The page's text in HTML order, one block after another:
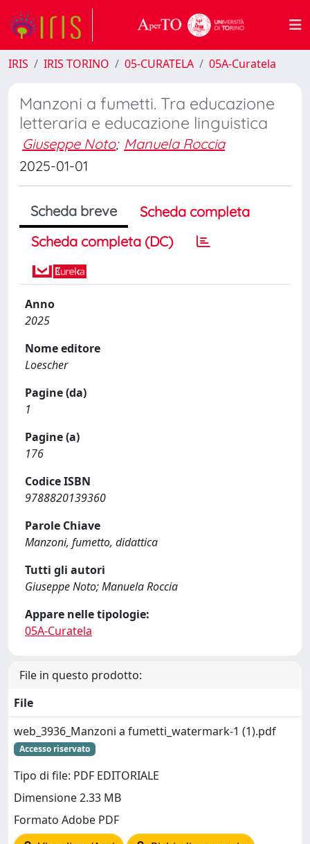
IRIS IRIS TORINO 05-CURATELA 05A-Curatela
Manzoni a fumetti. Tra educazione
letteraria e educazione linguistica
Giuseppe Noto; Manuela Roccia
2025-01-01
Scheda breve
Scheda completa
Scheda completa (DC)
Anno
2025
Nome editore
Loescher
Pagine (da)
1
Pagine (a)
176
Codice ISBN
9788820139360
Parole Chiave
Manzoni, fumetto, didattica
Tutti gli autori
Giuseppe Noto; Manuela Roccia
Appare nelle tipologie:
05A-Curatela
File in questo prodotto:
File
web_3936_Manzoni a fumetti_watermark-1 (1).pdf
Accesso riservato
Tipo di file: PDF EDITORIALE
Dimensione 2.33 MB
Formato Adobe PDF